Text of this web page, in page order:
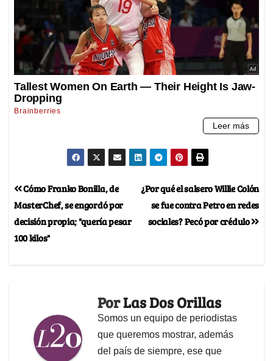
¿Por qué el salsero Willie Colón
se fue contra Petro en redes
sociales? Pecó por crédulo
Cómo Franko Bonilla, de
MasterChef, se engordó por
decisión propia; "quería pesar
100 kilos"
PorLas Dos Orillas
Somos un equipo de periodistas
que queremos mostrar, además
del país de siempre, ese que